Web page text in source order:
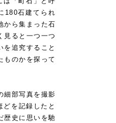
180石建てられ
から集まった石
見ると一つ一つ
を追究すること
ものかを探って
細部写真を撮影
を記録したと
歴史に思いを馳